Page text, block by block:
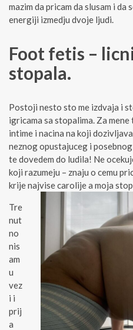
mazim da pricam da slusam i
energiji izmedju dvoje ljudi.
Foot fetis –
stopala.
Postoji nesto sto me izdvaja i
igricama sa stopalima. Za
intime i nacina na koji
neznog opustajuceg i
te dovedem do ludila! Ne
koji razumeju – znaju o cemu
krije najvise carolije a moja
Tre
nut
no
nis
am
u
vez
i i
prij
a